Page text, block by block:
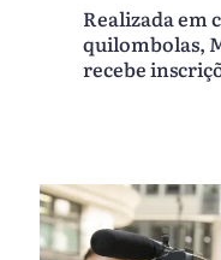
Realizada em
quilombolas,
recebe